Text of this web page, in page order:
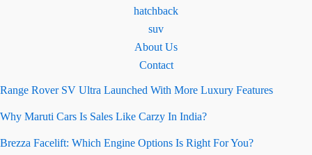
hatchback
suv
About Us
Contact
Range Rover SV Ultra Launched With More Luxury Features
Why Maruti Cars Is Sales Like Carzy In India?
Brezza Facelift: Which Engine Options Is Right For You?